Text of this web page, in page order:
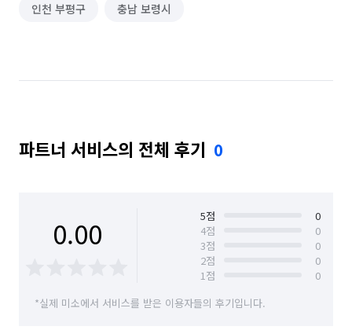
인천 부평구 충남 보령시
파트너 서비스의 전체 후기 0
0.00 5점
0
4점
0
3점
0
2점
0
1점
0
*실제 미소에서 서비스를 받은 이용자들의 후기입니다.